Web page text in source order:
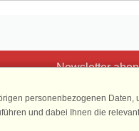
Newsletter
personenbezogenen Daten,
und dabei Ihnen die